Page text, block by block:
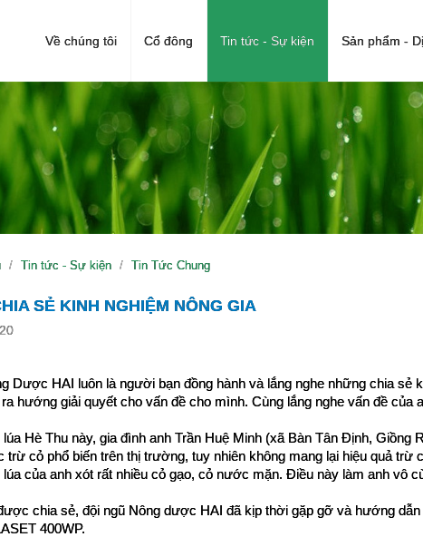
Về chúng tôi Cổ đông Tin tức - Sự kiện Sản phẩm -
Tin tức - Sự kiện Tin Tức Chung
SẺ KINH NGHIỆM NÔNG GIA
Dược HAI luôn là người bạn đồng hành và lắng nghe những chia sẻ
hướng giải quyết cho vấn đề cho mình. Cùng lắng nghe vấn đề của
lúa Hè Thu này, gia đình anh Trần Huệ Minh (xã Bàn Tân Định, Giồng
trừ cỏ phổ biến trên thị trường, tuy nhiên không mang lại hiệu quả
lúa của anh xót rất nhiều cỏ gạo, cỏ nước mặn. Điều này làm anh vô
chia sẻ, đội ngũ Nông dược HAI đã kịp thời gặp gỡ và hướng
400WP.